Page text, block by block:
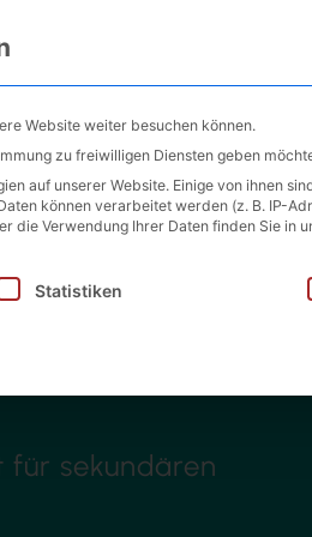
Lebens­mittel­
für sekundären
Website weiter besuchen können.
zu freiwilligen Diensten geben
auf unserer Website. Einige von ihnen
können verarbeitet werden (z. B. IP-
die Verwendung Ihrer Daten finden Sie in
für die eine Einwilligung
Statistiken